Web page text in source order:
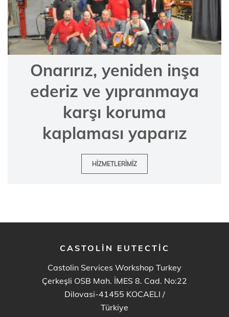
Onarırız, yeniden inşa
ederiz ve yıpranmaya
karşı koruma
kaplaması yaparız
HIZMETLERIMIZ
CASTOLIN EUTECTIC
Castolin Services Workshop Turkey
Çerkeşli OSB Mah. İMES 8. Cad. No:22
Dilovasi-41455 KOCAELI /
Türkiye